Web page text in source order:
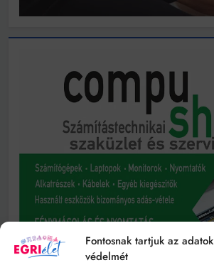
Fontosnak tartjuk az adatok
védelmét